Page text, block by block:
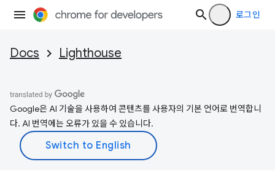
로그인
Docs Lighthouse
Google은 AI 기술을 사용하여 콘텐츠를 사용자의 기본 언어로 번역합니
다. AI 번역에는 오류가 있을 수 있습니다.